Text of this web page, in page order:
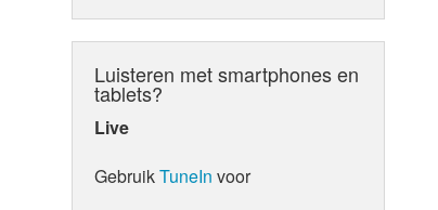
Luisteren met smartphones en
tablets?
Live
GebruikTuneIn voor